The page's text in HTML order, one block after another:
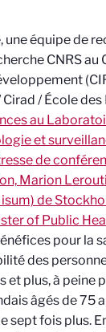
une équipe de
CNRS
/ École
au
et
de
Marion
de
of Public
pour la
des
et plus, à
âgés de 75
sept fois plus.